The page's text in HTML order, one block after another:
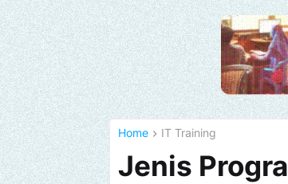
Home IT Training
Jenis